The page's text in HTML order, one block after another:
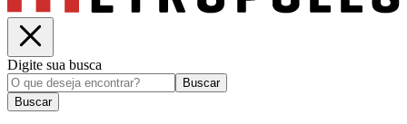
Digite sua busca
Buscar
Buscar